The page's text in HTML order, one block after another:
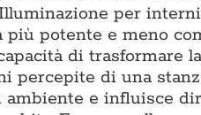
per
potente e meno
di trasformare
percepite di una
e influisce